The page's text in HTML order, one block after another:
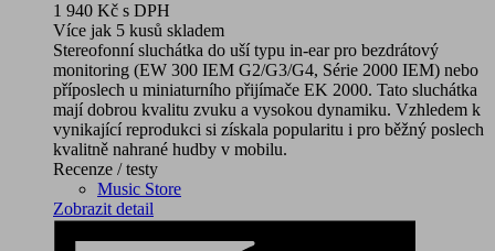
1 940 Kč s DPH
Více jak 5 kusů skladem
Stereofonní sluchátka do uší typu in-ear pro bezdrátový
monitoring (EW 300 IEM G2/G3/G4, Série 2000 IEM) nebo
příposlech u miniaturního přijímače EK 2000. Tato sluchátka
mají dobrou kvalitu zvuku a vysokou dynamiku. Vzhledem k
vynikající reprodukci si získala popularitu i pro běžný poslech
kvalitně nahrané hudby v mobilu.
Recenze / testy
Music Store
Zobrazit detail